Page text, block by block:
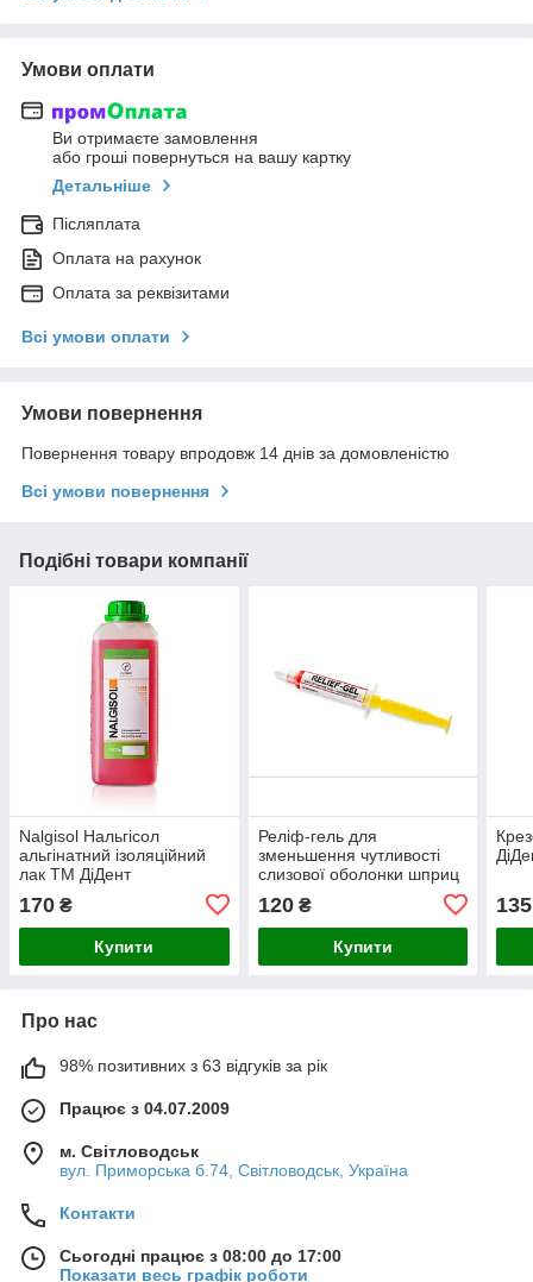
Умови оплати
Ви отримаєте замовлення
або гроші повернуться на вашу картку
Детальніше
Післяплата
Оплата на рахунок
Оплата за реквізитами
Всі умови оплати
Умови повернення
Повернення товару впродовж 14 днів за домовленістю
Всі умови повернення
Подібні товари компанії
Nalgisol Нальгісол
альгінатний ізоляційний
лак ТМ ДіДент
170 ₴
Купити
Реліф-гель для
зменьшення чутливості
слизової оболонки шприц
120₴
Купити
135
Про нас
98% позитивних з 63 відгуків за рік
Працює з 04.07.2009
м. Світловодськ
вул. Приморська б.74, Світловодськ, Україна
Контакти
Сьогодні працює з 08:00 до 17:00
Показати весь графік роботи